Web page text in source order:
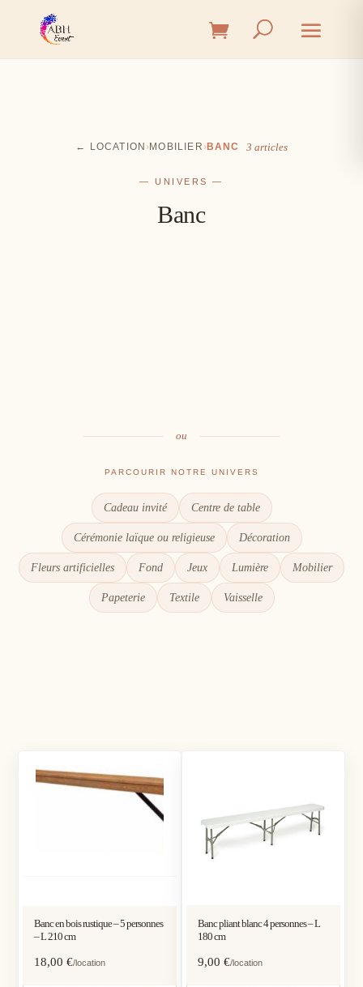
← LOCATION ›MOBILIER ›BANC 3 articles
— UNIVERS —
Banc
ou
PARCOURIR NOTRE UNIVERS
Cadeau invité Centre de table
Cérémonie laïque ou religieuse Décoration
Fleurs artificielles Fond Jeux Lumière Mobilier
Papeterie Textile Vaisselle
Banc en bois rustique – 5 personnes
– L 210 cm
18,00€/location
Banc pliant blanc 4 personnes – L
180 cm
9,00 €/location